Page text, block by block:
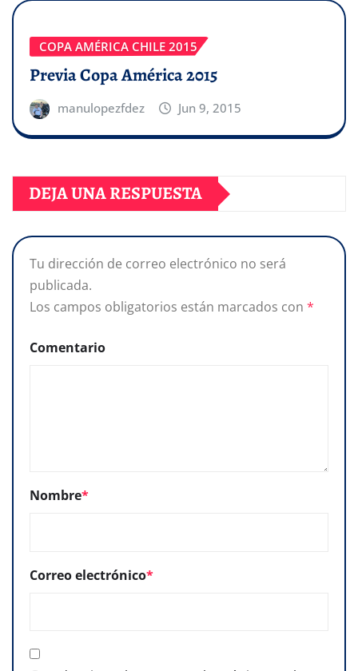
COPA AMÉRICA CHILE 2015
Previa Copa América 2015
manulopezfdez Jun 9, 2015
DEJA UNA RESPUESTA
Tu dirección de correo electrónico no será
publicada.
Los campos obligatorios están marcados con *
Comentario
Nombre*
Correo electrónico*